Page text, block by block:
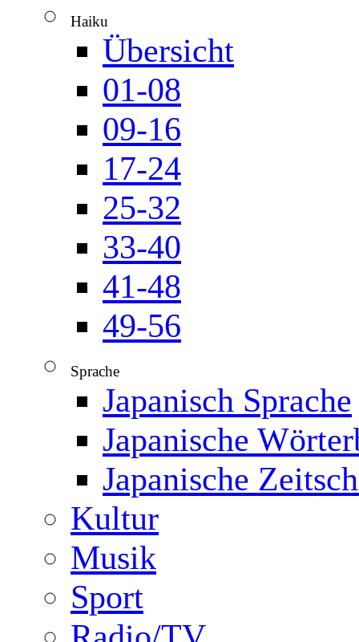
Haiku
Übersicht
01-08
09-16
17-24
25-32
33-40
41-48
49-56
Sprache
Japanisch Sprache
Japanische
Japanische
Kultur
Musik
Sport